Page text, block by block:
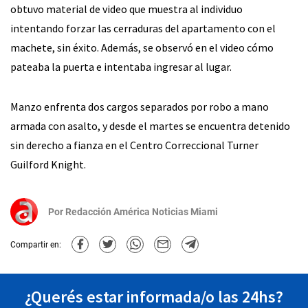
obtuvo material de video que muestra al individuo
intentando forzar las cerraduras del apartamento con el
machete, sin éxito. Además, se observó en el video cómo
pateaba la puerta e intentaba ingresar al lugar.
Manzo enfrenta dos cargos separados por robo a mano
armada con asalto, y desde el martes se encuentra detenido
sin derecho a fianza en el Centro Correccional Turner
Guilford Knight.
Por Redacción América Noticias Miami
Compartir en:
¿Querés estar informada/o las 24hs?